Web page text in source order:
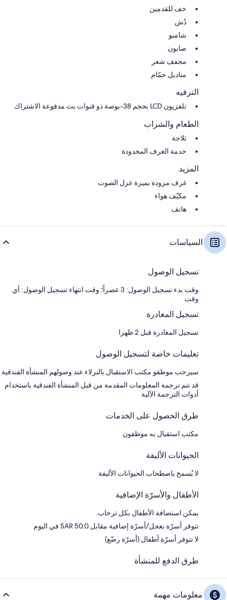
خف للقدمين
دُش
شامبو
صابون
مجفف شعر
مناديل حمّام
الترفيه
تلفزيون LCD بحجم 38-بوصة ذو قنوات بث مدفوعة الاشتراك
الطعام والشراب
ثلاجة
خدمة الغرف المحدودة
المزيد
غرف مزودة بميزة عزل الصوت
مكيّف هواء
هاتف
السياسات
تسجيل الوصول
وقت بدء تسجيل الوصول: 3 عصراً؛ وقت انتهاء تسجيل الوصول: أي
وقت
تسجيل المغادرة
تسجيل المغادرة قبل 2 ظهرا
تعليمات خاصة لتسجيل الوصول
سيرحب موظفو مكتب الاستقبال بالنزلاء عند وصولهم المنشأة الفندقية
قد تتم ترجمة المعلومات المقدمة من قبل المنشأة الفندقية باستخدام
أدوات الترجمة الآلية
طرق الحصول على الخدمات
مكتب استقبال به موظفون
الحيوانات الأليفة
لا يُسمح باصطحاب الحيوانات الأليفة
الأطفال والأسرّة الإضافية
يمكن استضافة الأطفال بكل ترحاب.
تتوفر أسرّة بعجل/أسرّة إضافية مقابل SAR 50.0 في اليوم
لا تتوفر أسرّة أطفال (أسرّة رضّع)
طرق الدفع للمنشأة
معلومات مهمة